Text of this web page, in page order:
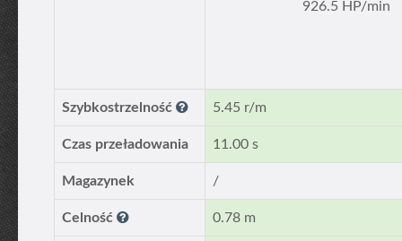
926.5 HP/min
Szybkostrzelność 5.45 r/m
Czas przeładowania 11.00 s
Magazynek /
Celność 0.78 m